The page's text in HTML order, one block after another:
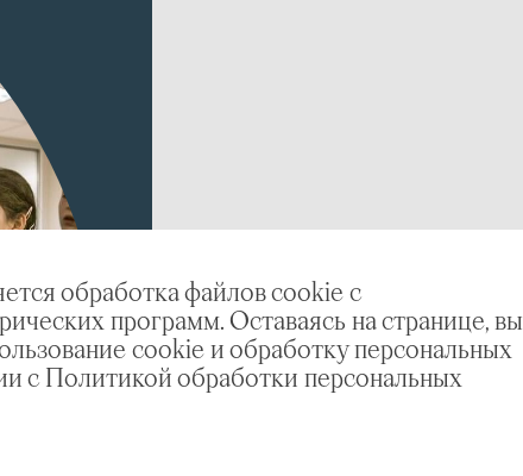
обработка файлов cookie с
программ. Оставаясь на странице, вы
cookie и обработку персональных
с Политикой обработки персональных